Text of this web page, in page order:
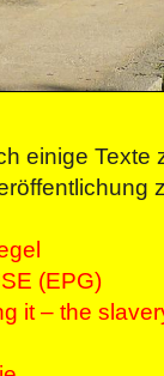
einige Texte
(EPG)
it – the